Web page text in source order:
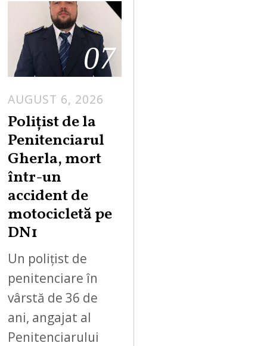
07
AUGUST 6, 2026
Polițist de la
Penitenciarul
Gherla, mort
într-un
accident de
motocicletă pe
DN1
Un polițist de
penitenciare în
vârstă de 36 de
ani, angajat al
Penitenciarului